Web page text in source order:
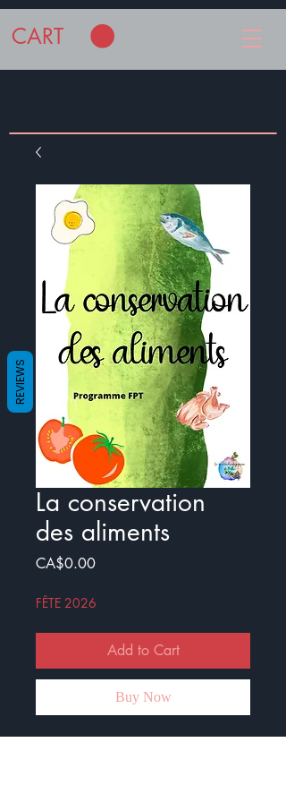
CART
La conservation
des aliments
CA$0.00Price
FÊTE 2026
Add to Cart
Buy Now
REVIEWS